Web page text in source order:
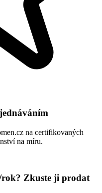
na certifikovaných
na míru.
rok? Zkuste ji prodat